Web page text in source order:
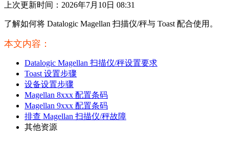
上次更新时间：2026年7月10日 08:31
了解如何将 Datalogic Magellan 扫描仪/秤与 Toast 配合使用。
本文内容：
Datalogic Magellan 扫描仪/秤设置要求
Toast 设置步骤
设备设置步骤
Magellan 8xxx 配置条码
Magellan 9xxx 配置条码
排查 Magellan 扫描仪/秤故障
其他资源